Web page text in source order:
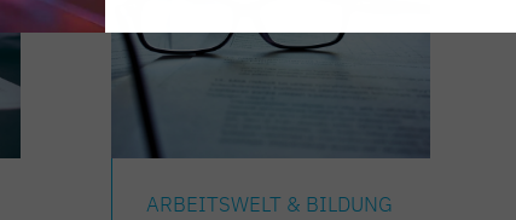
ARBEITSWELT & BILDUNG